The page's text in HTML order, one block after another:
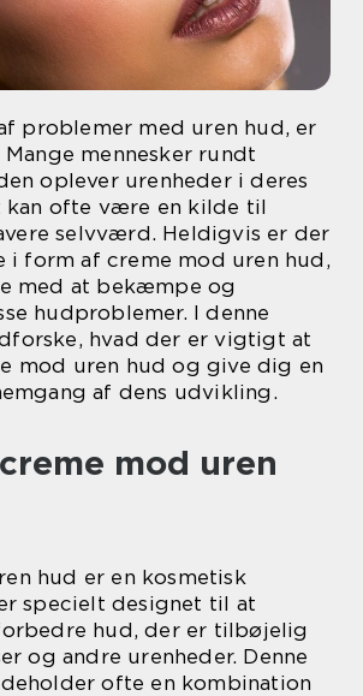
problemer med uren hud, er
mennesker rundt
oplever urenheder i deres
kan ofte være en kilde til
selvværd. Heldigvis er der
i form af creme mod uren hud,
med at bekæmpe og
hudproblemer. I denne
hvad der er vigtigt at
mod uren hud og give dig en
af dens udvikling.
mod uren
hud er en kosmetisk
specielt designet til at
hud, der er tilbøjelig
og andre urenheder. Denne
ofte en kombination